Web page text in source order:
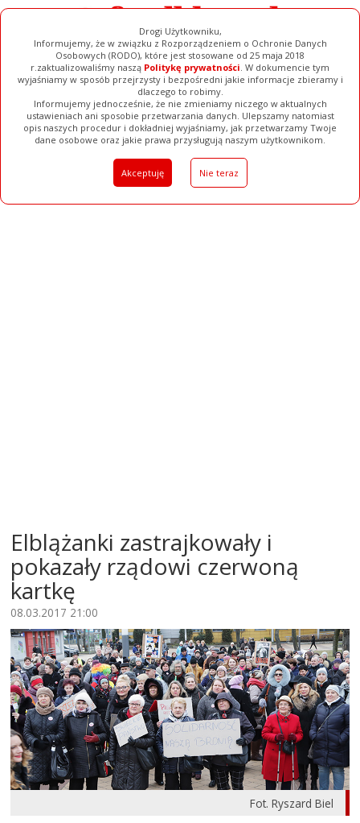
Drogi Użytkowniku,
Informujemy, że w związku z Rozporządzeniem o Ochronie Danych
Osobowych (RODO), które jest stosowane od 25 maja 2018
r.zaktualizowaliśmy naszą Politykę prywatności. W dokumencie tym
wyjaśniamy w sposób przejrzysty i bezpośredni jakie informacje zbieramy i
dlaczego to robimy.
Informujemy jednocześnie, że nie zmieniamy niczego w aktualnych
ustawieniach ani sposobie przetwarzania danych. Ulepszamy natomiast
opis naszych procedur i dokładniej wyjaśniamy, jak przetwarzamy Twoje
dane osobowe oraz jakie prawa przysługują naszym użytkownikom.
Akceptuję Nie teraz
Ogłoszenia Filmy
Galerie
Baza Firm
Pełna Wersja
Elblążanki zastrajkowały i
pokazały rządowi czerwoną
kartkę
08.03.2017 21:00
Fot. Ryszard Biel